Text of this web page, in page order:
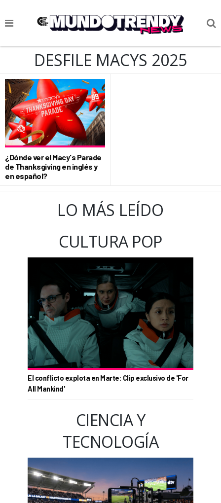
NOTICIAS
CIENCIA Y TECNOLOGÍA
VIDA
SOCIEDAD
CULTURIZANDO.COM
DESFILE MACYS 2025
¿Dónde ver el Macy's Parade
de Thanksgiving en inglés y
en español?
LO MÁS LEÍDO
CULTURA POP
El conflicto explota en Marte: Clip exclusivo de 'For
All Mankind'
CIENCIA Y
TECNOLOGÍA